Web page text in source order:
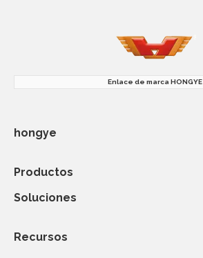
Enlace de marca HONGYE
hongye
Productos
Soluciones
Recursos